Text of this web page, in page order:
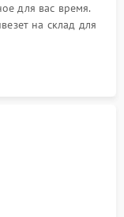
для вас время.
на склад для